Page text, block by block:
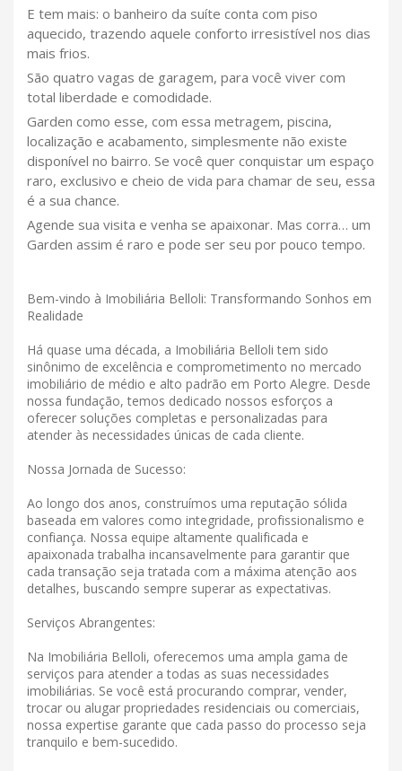
E tem mais: o banheiro da suíte conta com piso
aquecido, trazendo aquele conforto irresistível nos dias
mais frios.
São quatro vagas de garagem, para você viver com
total liberdade e comodidade.
Garden como esse, com essa metragem, piscina,
localização e acabamento, simplesmente não existe
disponível no bairro. Se você quer conquistar um espaço
raro, exclusivo e cheio de vida para chamar de seu, essa
é a sua chance.
Agende sua visita e venha se apaixonar. Mas corra… um
Garden assim é raro e pode ser seu por pouco tempo.
Bem-vindo à Imobiliária Belloli: Transformando Sonhos em
Realidade
Há quase uma década, a Imobiliária Belloli tem sido
sinônimo de excelência e comprometimento no mercado
imobiliário de médio e alto padrão em Porto Alegre. Desde
nossa fundação, temos dedicado nossos esforços a
oferecer soluções completas e personalizadas para
atender às necessidades únicas de cada cliente.
Nossa Jornada de Sucesso:
Ao longo dos anos, construímos uma reputação sólida
baseada em valores como integridade, profissionalismo e
confiança. Nossa equipe altamente qualificada e
apaixonada trabalha incansavelmente para garantir que
cada transação seja tratada com a máxima atenção aos
detalhes, buscando sempre superar as expectativas.
Serviços Abrangentes:
Na Imobiliária Belloli, oferecemos uma ampla gama de
serviços para atender a todas as suas necessidades
imobiliárias. Se você está procurando comprar, vender,
trocar ou alugar propriedades residenciais ou comerciais,
nossa expertise garante que cada passo do processo seja
tranquilo e bem-sucedido.